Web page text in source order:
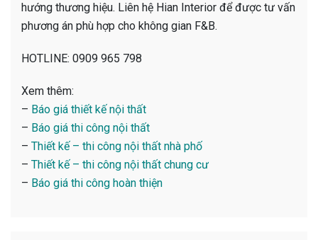
hướng thương hiệu. Liên hệ Hian Interior để được tư vấn
phương án phù hợp cho không gian F&B.
HOTLINE: 0909 965 798
Xem thêm:
– Báo giá thiết kế nội thất
– Báo giá thi công nội thất
– Thiết kế – thi công nội thất nhà phố
– Thiết kế – thi công nội thất chung cư
– Báo giá thi công hoàn thiện